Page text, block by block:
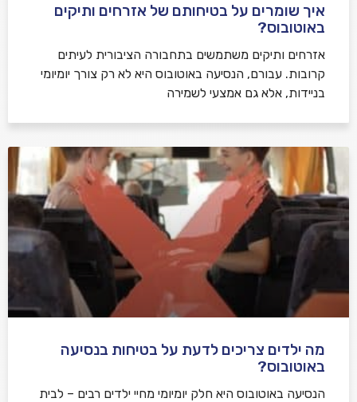
איך שומרים על בטיחותם של אזרחים ותיקים
באוטובוס?
אזרחים ותיקים משתמשים בתחבורה הציבורית לעיתים
קרובות. עבורם, הנסיעה באוטובוס היא לא רק צורך יומיומי
בניידות, אלא גם אמצעי לשמירה
מה ילדים צריכים לדעת על בטיחות בנסיעה
באוטובוס?
הנסיעה באוטובוס היא חלק יומיומי מחיי ילדים רבים – לבית